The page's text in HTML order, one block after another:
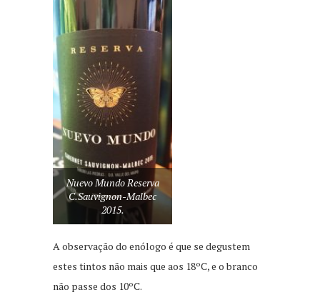
Nuevo Mundo Reserva
C.Sauvignon-Malbec
2015.
A observação do enólogo é que se degustem
estes tintos não mais que aos 18ºC, e o branco
não passe dos 10ºC.